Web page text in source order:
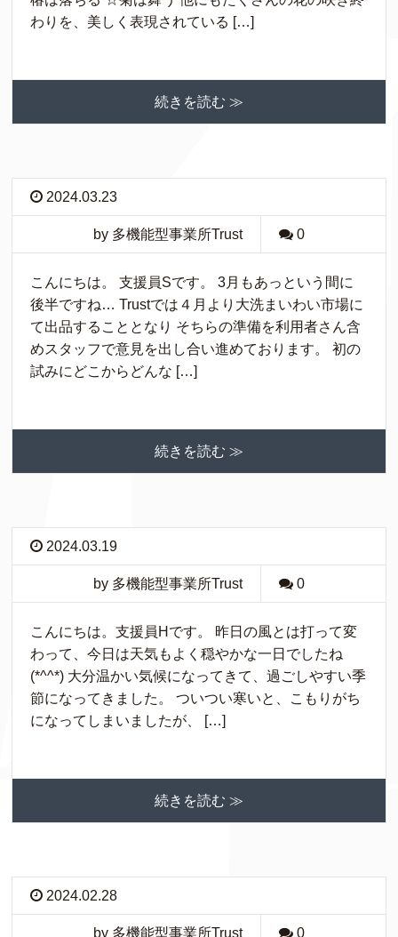
わりを、美しく表現されている […]
続きを読む ≫
2024.03.23
by 多機能型事業所Trust 0
こんにちは。 支援員Sです。 3月もあっという間に
後半ですね… Trustでは４月より大洗まいわい市場に
て出品することとなり そちらの準備を利用者さん含
めスタッフで意見を出し合い進めております。 初の
試みにどこからどんな […]
続きを読む ≫
2024.03.19
by 多機能型事業所Trust 0
こんにちは。支援員Hです。 昨日の風とは打って変
わって、今日は天気もよく穏やかな一日でしたね
(*^^*) 大分温かい気候になってきて、過ごしやすい季
節になってきました。 ついつい寒いと、こもりがち
になってしまいましたが、 […]
続きを読む ≫
2024.02.28
by 多機能型事業所Trust 0